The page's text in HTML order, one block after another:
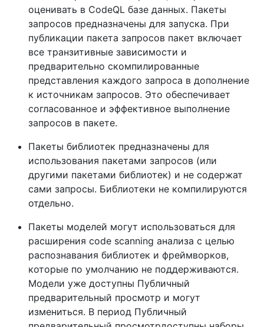
оценивать в CodeQL базе данных. Пакеты
запросов предназначены для запуска. При
публикации пакета запросов пакет включает
все транзитивные зависимости и
предварительно скомпилированные
представления каждого запроса в дополнение
к источникам запросов. Это обеспечивает
согласованное и эффективное выполнение
запросов в пакете.
Пакеты библиотек предназначены для
использования пакетами запросов (или
другими пакетами библиотек) и не содержат
сами запросы. Библиотеки не компилируются
отдельно.
Пакеты моделей могут использоваться для
расширения code scanning анализа с целью
распознавания библиотек и фреймворков,
которые по умолчанию не поддерживаются.
Модели уже доступны Публичный
предварительный просмотр и могут
измениться. В период Публичный